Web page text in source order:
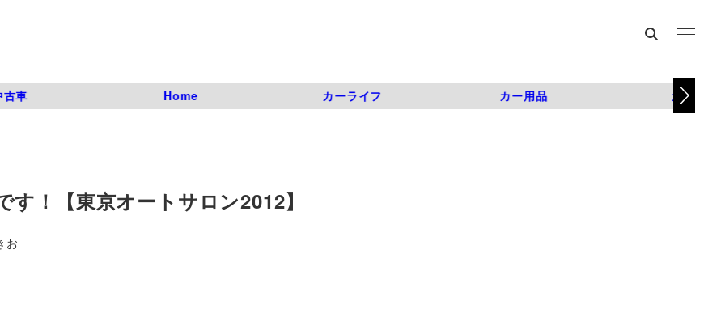
古車 Home カーライフ カー用品 カスタム
！【東京オートサロン2012】
お